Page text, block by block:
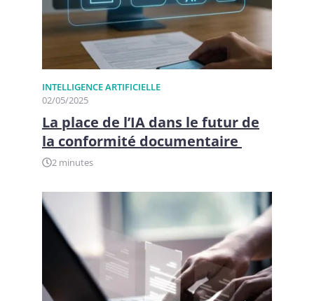
INTELLIGENCE ARTIFICIELLE
02/05/2025
La place de l’IA dans le futur de
la conformité documentaire
2 minutes